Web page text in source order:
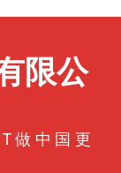
限公
做中国更